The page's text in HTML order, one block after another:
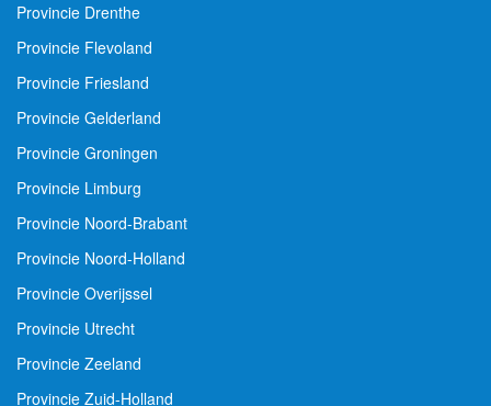
Provincie Drenthe
Provincie Flevoland
Provincie Friesland
Provincie Gelderland
Provincie Groningen
Provincie Limburg
Provincie Noord-Brabant
Provincie Noord-Holland
Provincie Overijssel
Provincie Utrecht
Provincie Zeeland
Provincie Zuid-Holland